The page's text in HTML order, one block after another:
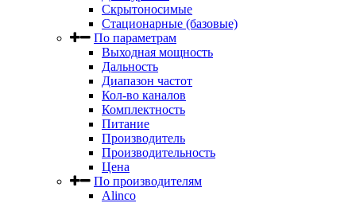
Скрытоносимые
Стационарные (базовые)
По параметрам
Выходная мощность
Дальность
Диапазон частот
Кол-во каналов
Комплектность
Питание
Производитель
Производительность
Цена
По производителям
Alinco